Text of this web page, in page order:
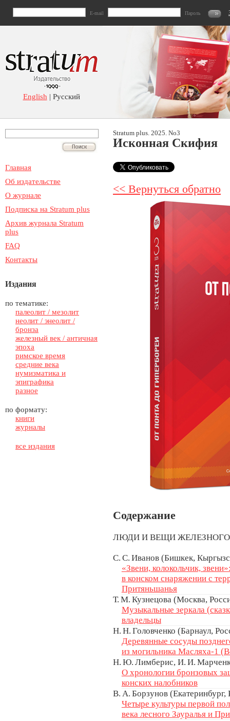
E-mail Пароль
English | Русский
Главная
Об издательстве
О журнале
Подписка на Stratum plus
Архив журнала Stratum
plus
FAQ
Контакты
Издания
по тематике:
палеолит / мезолит
неолит / энеолит /
бронза
железный век / античная
эпоха
римское время
средние века
нумизматика и
эпиграфика
разное
по формату:
книги
журналы
все издания
Stratum plus. 2025. No3
Исконная Скифия
<< Вернуться обратно
Содержание
ЛЮДИ И ВЕЩИ
С. С. Иванов (Бишкек,
«Звени, колокольчик,
в конском снаряжении с
Притяньшанья
Т. М. Кузнецова (Москва,
Музыкальные зеркала
владельцы
Н. Н. Головченко (Барнаул,
Деревянные сосуды
из могильника Масляха-1
Н. Ю. Лимберис, И. И.
О хронологии бронзовых
конских налобников
В. А. Борзунов
Четыре культуры первой
века лесного Зауралья и